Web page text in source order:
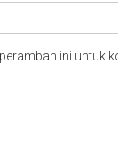
ini untuk